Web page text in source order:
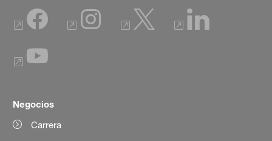
Negocios
Carrera